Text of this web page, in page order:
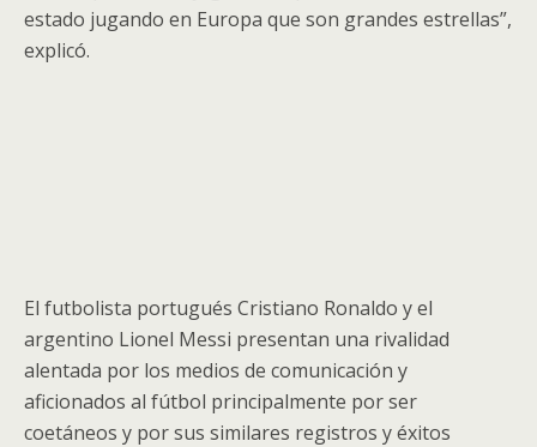
estado jugando en Europa que son grandes estrellas”,
explicó.
El futbolista portugués Cristiano Ronaldo y el
argentino Lionel Messi presentan una rivalidad
alentada por los medios de comunicación y
aficionados al fútbol principalmente por ser
coetáneos y por sus similares registros y éxitos